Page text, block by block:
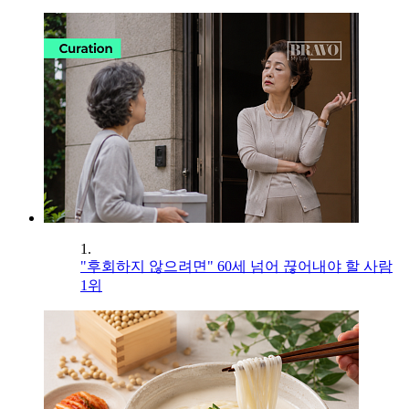
1.
"후회하지 않으려면" 60세 넘어 끊어내야 할 사람
1위